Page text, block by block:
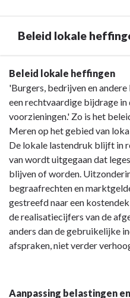
Beleid lokale
Terug
naar
navigatie
Paragraaf
Lokale
heffingen
Beleid
lokale
heffingen
Beleid lokale heffingen
'Burgers, bedrijven en
een rechtvaardige bijdrage
voorzieningen.' Zo is het
Meren op het gebied van
De lokale lastendruk blijft in
van wordt uitgegaan dat
blijven of worden.
begraafrechten en
gestreefd naar een
de realisatiecijfers van de
anders dan de gebruikelijke
afspraken, niet verder
Aanpassing belastingen